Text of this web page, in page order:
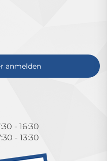
anmelden
- 16:30
- 13:30